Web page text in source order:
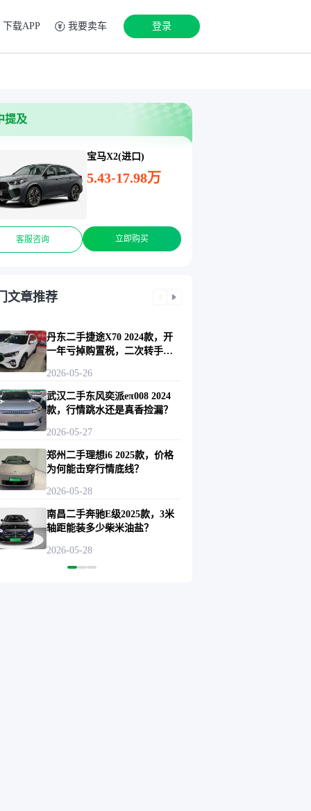
下载APP 我要卖车 登录
提及
宝马X2(进口)
5.43-17.98万
客服咨询 立即购买
文章推荐
丹东二手捷途X70 2024款，开
一年亏掉购置税，二次转手还
2026-05-26
武汉二手东风奕派eπ008 2024
款，行情跳水还是真香捡漏？
2026-05-27
郑州二手理想i6 2025款，价格
为何能击穿行情底线？
2026-05-28
南昌二手奔驰E级2025款，3米
轴距能装多少柴米油盐？
2026-05-28